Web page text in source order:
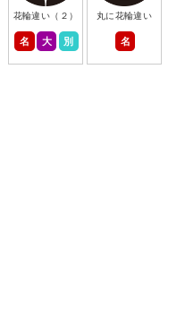
花輪違い（２）
名 大 別
丸に花輪違い
名